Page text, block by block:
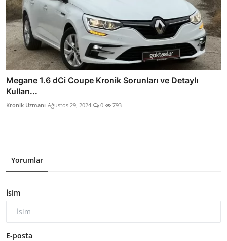
Megane 1.6 dCi Coupe Kronik Sorunları ve Detaylı
Kullan...
Kronik Uzmanı Ağustos 29, 2024 0 793
Yorumlar
İsim
E-posta